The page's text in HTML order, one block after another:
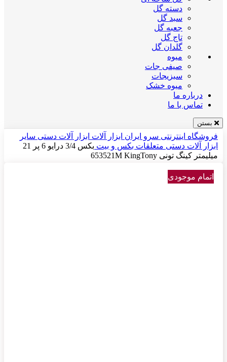
دسته گل
سبد گل
جعبه گل
تاج گل
گلدان گل
میوه
صیفی جات
سبزیجات
میوه خشک
درباره ما
تماس با ما
بستن
فروشگاه اینترنتی سرو ایران ابزار آلات ابزار آلات دستی سایر
ابزار آلات دستی متعلقات بکس و بیت
بکس 3/4 درایو 6 پر 21
میلیمتر کینگ تونی 653521M KingTony
اتمام موجودی